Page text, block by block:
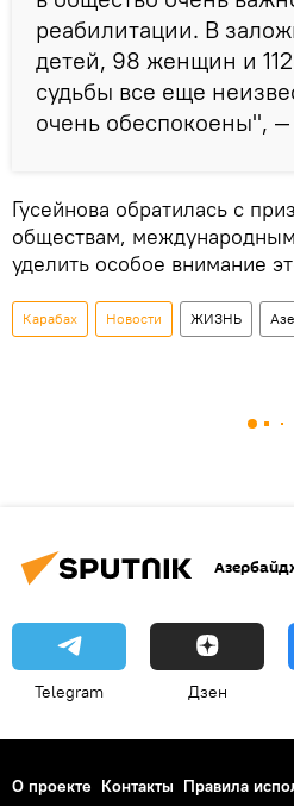
реабилитации. В
детей, 98 женщин и
судьбы все еще
очень обеспокоены", —
Гусейнова обратилась с
обществам,
уделить особое внимание
Карабах Новости ЖИЗНЬ
Telegram Дзен
О проекте Контакты Правила